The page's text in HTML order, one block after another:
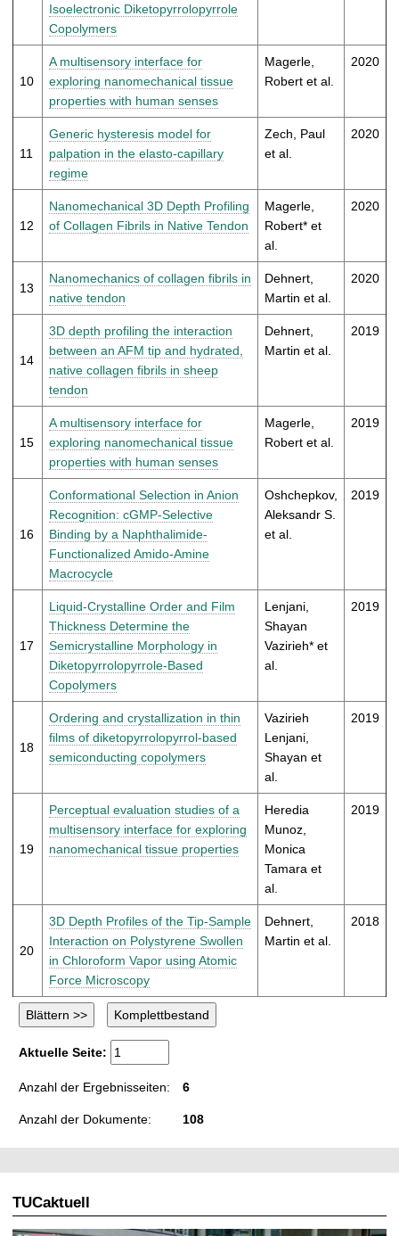
Isoelectronic Diketopyrrolopyrrole
Copolymers
10
A multisensory interface for
exploring nanomechanical tissue
properties with human senses
Magerle,
Robert et al.
2020
11
Generic hysteresis model for
palpation in the elasto-capillary
regime
Zech, Paul
et al.
2020
12
Nanomechanical 3D Depth Profiling
of Collagen Fibrils in Native Tendon
Magerle,
Robert* et
al.
2020
13
Nanomechanics of collagen fibrils in
native tendon
Dehnert,
Martin et al.
2020
14
3D depth profiling the interaction
between an AFM tip and hydrated,
native collagen fibrils in sheep
tendon
Dehnert,
Martin et al.
2019
15
A multisensory interface for
exploring nanomechanical tissue
properties with human senses
Magerle,
Robert et al.
2019
16
Conformational Selection in Anion
Recognition: cGMP-Selective
Binding by a Naphthalimide-
Functionalized Amido-Amine
Macrocycle
Oshchepkov,
Aleksandr S.
et al.
2019
17
Liquid-Crystalline Order and Film
Thickness Determine the
Semicrystalline Morphology in
Diketopyrrolopyrrole-Based
Copolymers
Lenjani,
Shayan
Vazirieh* et
al.
2019
18
Ordering and crystallization in thin
films of diketopyrrolopyrrol-based
semiconducting copolymers
Vazirieh
Lenjani,
Shayan et
al.
2019
19
Perceptual evaluation studies of a
multisensory interface for exploring
nanomechanical tissue properties
Heredia
Munoz,
Monica
Tamara et
al.
2019
20
3D Depth Profiles of the Tip-Sample
Interaction on Polystyrene Swollen
in Chloroform Vapor using Atomic
Force Microscopy
Dehnert,
Martin et al.
2018
Aktuelle Seite:
Anzahl der Ergebnisseiten: 6
Anzahl der Dokumente: 108
TUCaktuell